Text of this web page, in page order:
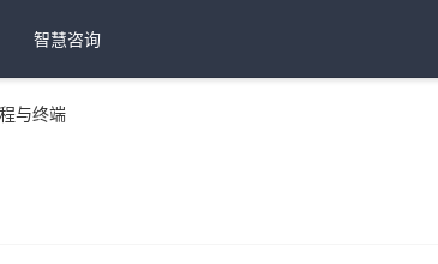
智慧咨询
与终端